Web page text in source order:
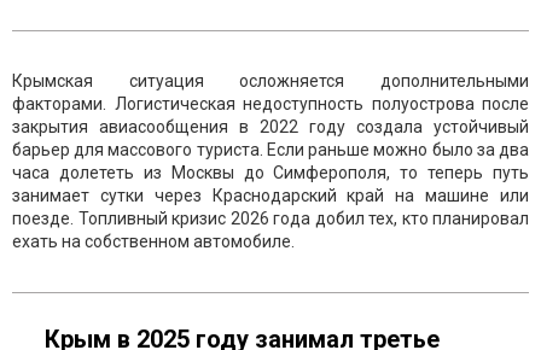
Крымская ситуация осложняется дополнительными
факторами. Логистическая недоступность полуострова после
закрытия авиасообщения в 2022 году создала устойчивый
барьер для массового туриста. Если раньше можно было за два
часа долететь из Москвы до Симферополя, то теперь путь
занимает сутки через Краснодарский край на машине или
поезде. Топливный кризис 2026 года добил тех, кто планировал
ехать на собственном автомобиле.
Крым в 2025 году занимал третье